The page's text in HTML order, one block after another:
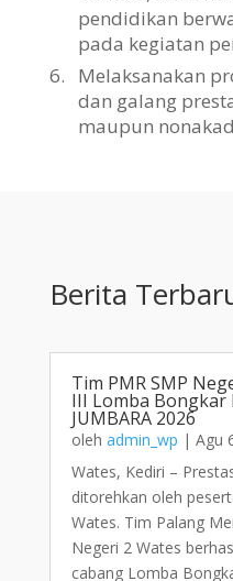
pendidikan
pada kegiatan
6.
Melaksanakan
dan galang
maupun
Berita
Tim PMR SMP
III Lomba Bongkar
JUMBARA 2026
oleh admin_wp | Agu
Wates, Kediri –
ditorehkan oleh
Wates. Tim Palang
Negeri 2 Wates
cabang Lomba